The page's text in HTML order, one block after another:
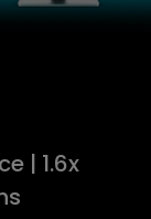
| 1.6x